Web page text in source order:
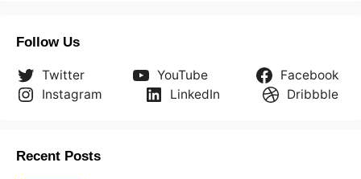
Follow Us
Twitter YouTube
Facebook
Instagram
LinkedIn Dribbble
Recent Posts